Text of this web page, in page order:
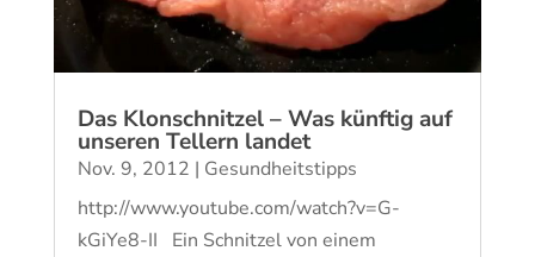
Das Klonschnitzel – Was künftig auf
unseren Tellern landet
Nov. 9, 2012 | Gesundheitstipps
http://www.youtube.com/watch?v=G-
kGiYe8-II Ein Schnitzel von einem